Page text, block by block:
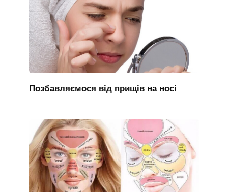
Позбавляємося від прищів на носі